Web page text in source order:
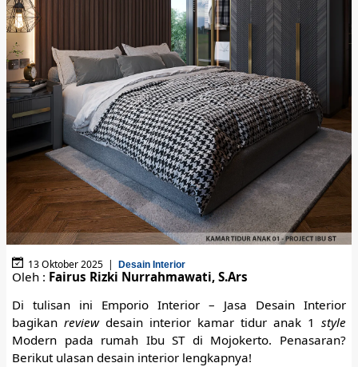
13 Oktober 2025 |Desain Interior
Oleh : Fairus Rizki Nurrahmawati, S.Ars
Di tulisan ini Emporio Interior – Jasa Desain Interior
bagikanreviewdesain interior kamar tidur anak 1 style
Modern pada rumah Ibu ST di Mojokerto. Penasaran?
Berikut ulasan desain interior lengkapnya!